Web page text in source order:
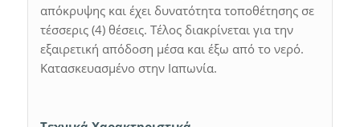
απόκρυψης και έχει δυνατότητα τοποθέτησης σε
τέσσερις (4) θέσεις. Τέλος διακρίνεται για την
εξαιρετική απόδοση μέσα και έξω από το νερό.
Κατασκευασμένο στην Ιαπωνία.